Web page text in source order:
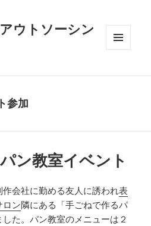
ウトソーシン
参加
ン教室イベント
会社に勤める友人に誘われ表
ロン隣にある「手ごねで作るパ
た。パン教室のメニューは２